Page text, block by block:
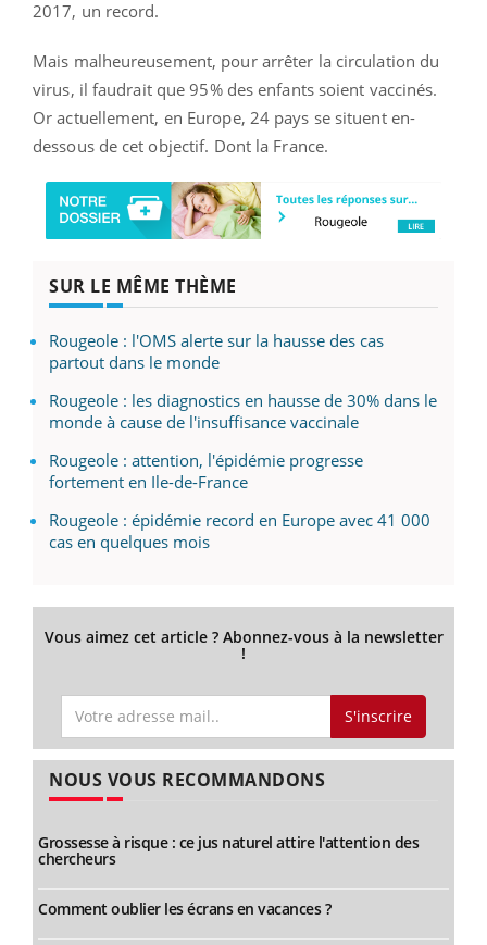
2017, un record.
Mais malheureusement, pour arrêter la circulation du
virus, il faudrait que 95% des enfants soient vaccinés.
Or actuellement, en Europe, 24 pays se situent en-
dessous de cet objectif. Dont la France.
SUR LE MÊME THÈME
Rougeole : l'OMS alerte sur la hausse des cas
partout dans le monde
Rougeole : les diagnostics en hausse de 30% dans le
monde à cause de l'insuffisance vaccinale
Rougeole : attention, l'épidémie progresse
fortement en Ile-de-France
Rougeole : épidémie record en Europe avec 41 000
cas en quelques mois
Vous aimez cet article ? Abonnez-vous à la newsletter
!
S'inscrire
NOUS VOUS RECOMMANDONS
Grossesse à risque : ce jus naturel attire l'attention des
chercheurs
Comment oublier les écrans en vacances ?